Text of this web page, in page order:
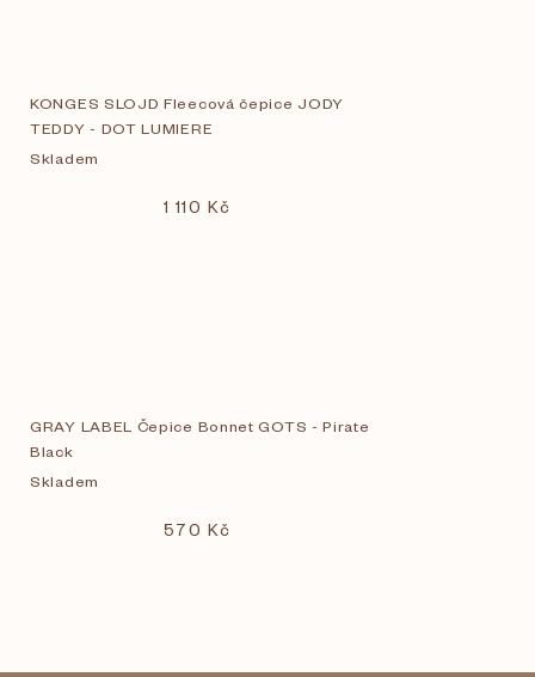
KONGES SLOJD Fleecová čepice JODY
TEDDY - DOT LUMIERE
Skladem
1 110 Kč
GRAY LABEL Čepice Bonnet GOTS - Pirate
Black
Skladem
570 Kč